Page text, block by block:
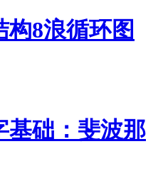
8浪循环图
基础：斐波那